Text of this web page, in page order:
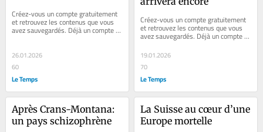
Créez-vous un compte gratuitement
et retrouvez les contenus que vous
avez sauvegardés. Déjà un compte ?
Se connecter Faites plaisir à vos...
26.01.2026
60
Le Temps
Créez-vous un compte gratuitement
et retrouvez les contenus que vous
avez sauvegardés. Déjà un compte ?
Se connecter Faites plaisir à vos...
19.01.2026
70
Le Temps
Après Crans-Montana:
un pays schizophrène
La Suisse au cœur d’une
Europe mortelle